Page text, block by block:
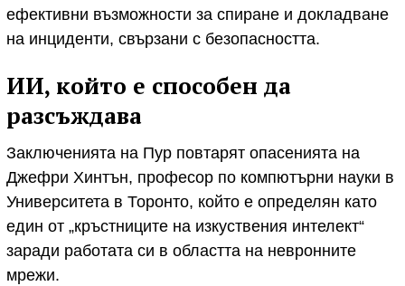
ефективни възможности за спиране и докладване
на инциденти, свързани с безопасността.
ИИ, който е способен да
разсъждава
Заключенията на Пур повтарят опасенията на
Джефри Хинтън, професор по компютърни науки в
Университета в Торонто, който е определян като
един от „кръстниците на изкуствения интелект“
заради работата си в областта на невронните
мрежи.